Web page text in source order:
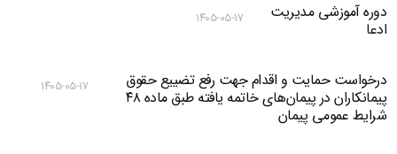
دوره آموزشی مدیریت
ادعا
۱۴۰۵-۰۵-۱۷
درخواست حمایت و اقدام جهت رفع تضییع حقوق
پیمانکاران در پیمان‌های خاتمه یافته طبق ماده ۴۸
شرایط عمومی پیمان
۱۴۰۵-۰۵-۱۷